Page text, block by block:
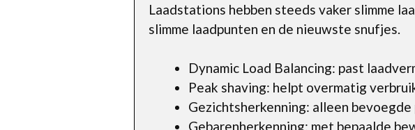
Laadstations hebben steeds vaker slimme
slimme laadpunten en de nieuwste snufjes.
Dynamic Load Balancing: past
Peak shaving: helpt overmatig
Gezichtsherkenning: alleen
Gebarenherkenning: met bepaalde